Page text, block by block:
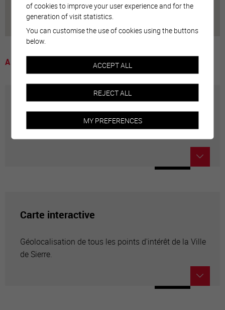
A voir
Annuaire communal
Carte interactive
Géolocalisation de tous les points d'intérêt de la Ville
de Sierre.
of cookies to improve your user experience and for the
generation of visit statistics.
You can customise the use of cookies using the buttons
below.
ACCEPT ALL
REJECT ALL
MY PREFERENCES